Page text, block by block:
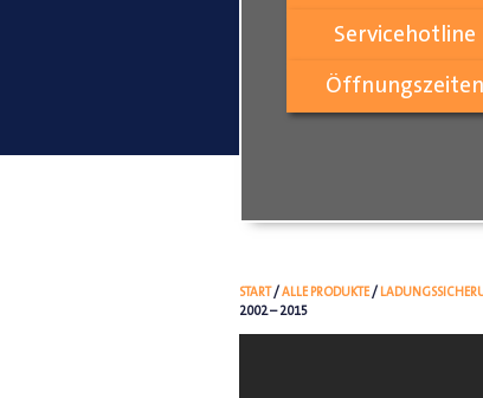
Servicehotline
Öffnungszeiten
START/ALLE PRODUKTE/
2002 – 2015